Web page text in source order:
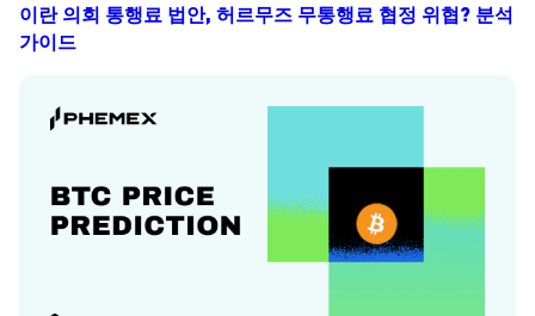
이란 의회 통행료 법안, 허르무즈 무통행료 협정 위협? 분석
가이드